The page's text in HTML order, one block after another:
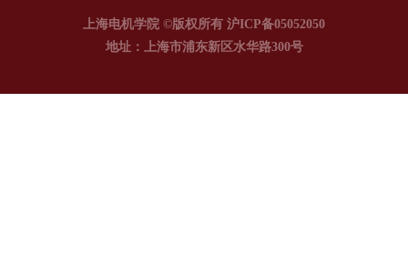
上海电机学院 ©版权所有 沪ICP备05052050
地址：上海市浦东新区水华路300号